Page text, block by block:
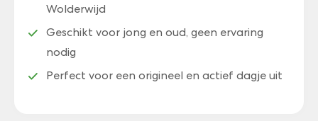
Wolderwijd
Geschikt voor jong en oud, geen ervaring
nodig
Perfect voor een origineel en actief dagje uit